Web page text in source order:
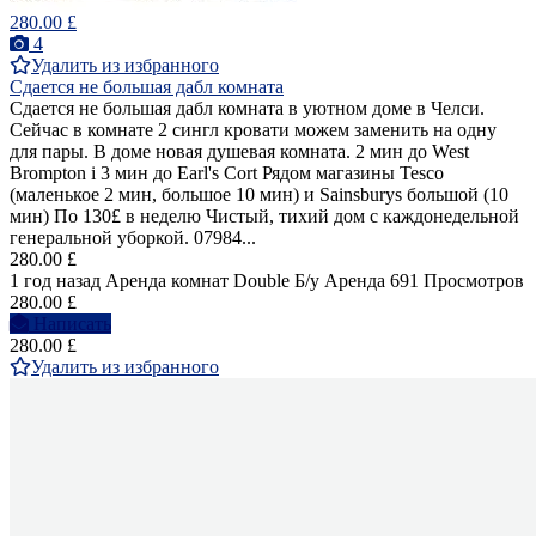
280.00 £
4
Удалить из избранного
Сдается не большая дабл комната
Сдается не большая дабл комната в уютном доме в Челси.
Сейчас в комнате 2 сингл кровати можем заменить на одну
для пары. В доме новая душевая комната. 2 мин до West
Brompton i 3 мин до Earl's Cort Рядом магазины Tesco
(маленькое 2 мин, большое 10 мин) и Sainsburys большой (10
мин) По 130£ в неделю Чистый, тихий дом с каждонедельной
генеральной уборкой. 07984...
280.00 £
1 год назад Аренда комнат Double Б/у Аренда 691 Просмотров
280.00 £
Написать
280.00 £
Удалить из избранного